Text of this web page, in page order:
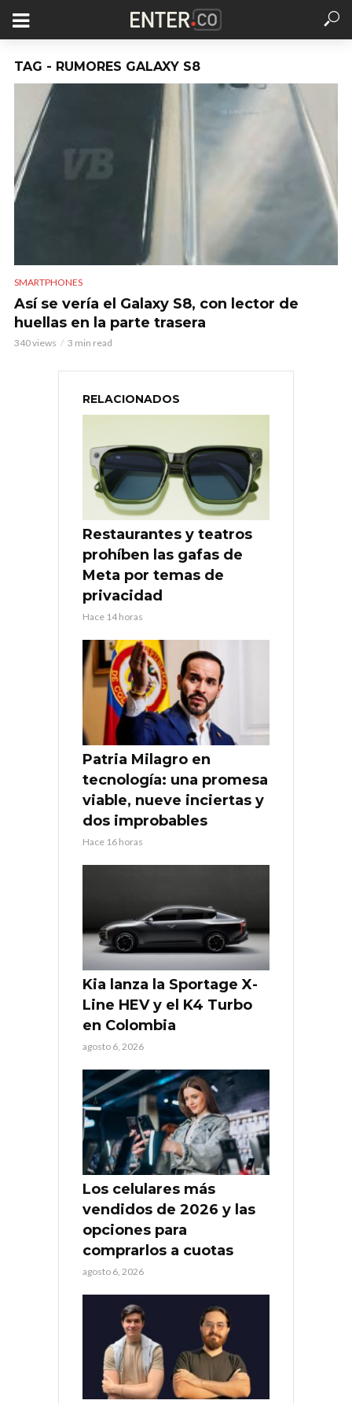
TAG - RUMORES GALAXY S8
SMARTPHONES
Así se vería el Galaxy S8, con lector de
huellas en la parte trasera
340 views 3 min read
RELACIONADOS
Restaurantes y teatros
prohíben las gafas de
Meta por temas de
privacidad
Hace 14 horas
Patria Milagro en
tecnología: una promesa
viable, nueve inciertas y
dos improbables
Hace 16 horas
Kia lanza la Sportage X-
Line HEV y el K4 Turbo
en Colombia
agosto 6, 2026
Los celulares más
vendidos de 2026 y las
opciones para
comprarlos a cuotas
agosto 6, 2026